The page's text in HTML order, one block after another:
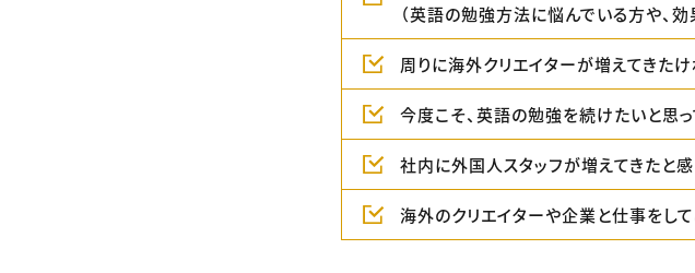
（英語の勉強方法に悩んでいる方や、
周りに海外クリエイターが増えてきた
今度こそ、英語の勉強を続けたいと思っ
社内に外国人スタッフが増えてきたと
海外のクリエイターや企業と仕事をし